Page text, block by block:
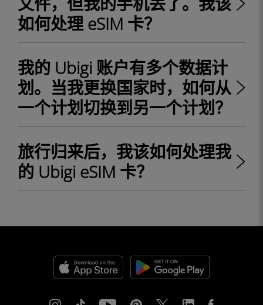
如何处理 eSIM 卡？
我的 Ubigi 账户有多个数据计
划。当我更换国家时，如何从
一个计划切换到另一个计划？
旅行归来后，我该如何处理我
的 Ubigi eSIM 卡？